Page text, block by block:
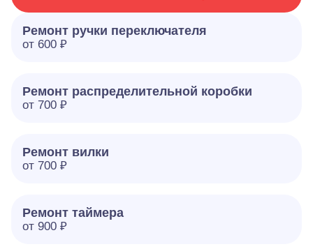
Ремонт ручки переключателя
от 600 ₽
Ремонт распределительной коробки
от 700 ₽
Ремонт вилки
от 700 ₽
Ремонт таймера
от 900 ₽